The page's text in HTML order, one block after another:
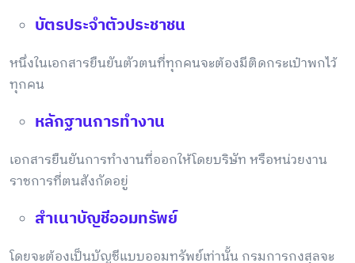
บัตรประจำตัวประชาชน
หนึ่งในเอกสารยืนยันตัวตนที่ทุกคนจะต้องมีติดกระเป๋าพกไว้
ทุกคน
หลักฐานการทำงาน
เอกสารยืนยันการทำงานที่ออกให้โดยบริษัท หรือหน่วยงาน
ราชการที่ตนสังกัดอยู่
สำเนาบัญชีออมทรัพย์
โดยจะต้องเป็นบัญชีแบบออมทรัพย์เท่านั้น กรมการกงสุลจะ